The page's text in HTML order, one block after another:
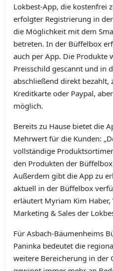
Lokbest-App, die kostenfrei
erfolgter Registrierung in
die Möglichkeit mit dem
betreten. In der Büffelbox
auch per App. Die Produkte
Preisschild gescannt und in
abschließend direkt bezahlt,
Kreditkarte oder Paypal,
möglich.
Bereits zu Hause bietet die
Mehrwert für die Kunden:
vollständige
den Produkten der
Außerdem gibt die App zu
aktuell in der Büffelbox
erläutert Myriam Kim
Marketing & Sales der
Für Asbach-Bäumenheims
Paninka bedeutet die
weitere Bereicherung in der